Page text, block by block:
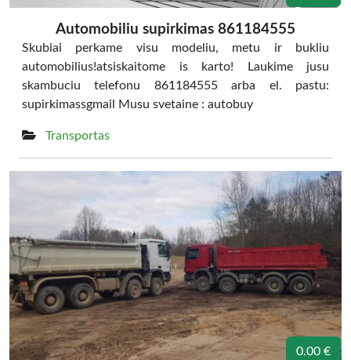
Automobiliu supirkimas 861184555
Skubiai perkame visu modeliu, metu ir bukliu
automobilius!atsiskaitome is karto! Laukime jusu
skambuciu telefonu 861184555 arba el. pastu:
supirkimassgmail Musu svetaine : autobuy
Transportas
0.00 €